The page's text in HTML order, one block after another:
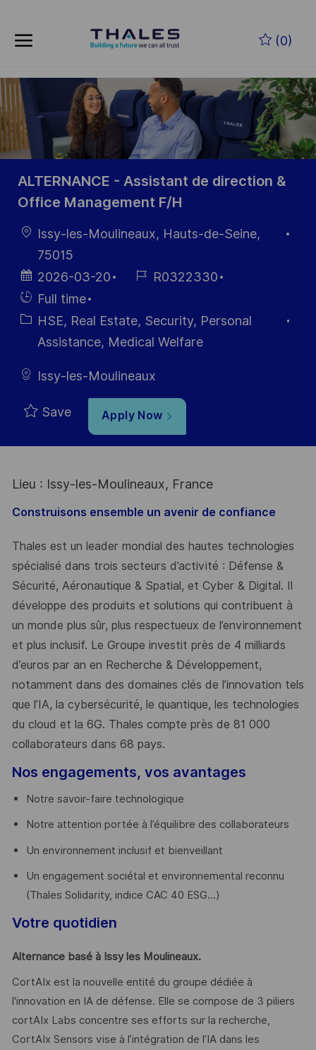
(0)
-
ALTERNANCE - Assistant de direction &
Office Management F/H
LocationIssy-les-Moulineaux, Hauts-de-Seine,
75015
Posted
Date
2026-03-20
Job R0322330
Hiring
Type
Full time
CategoryHSE, Real Estate, Security, Personal
Assistance, Medical Welfare
Issy-les-Moulineaux
Save Apply Now
Lieu : Issy-les-Moulineaux, France
Construisons ensemble un avenir de confiance
Thales est un leader mondial des hautes technologies
spécialisé dans trois secteurs d’activité : Défense &
Sécurité, Aéronautique & Spatial, et Cyber & Digital. Il
développe des produits et solutions qui contribuent à
un monde plus sûr, plus respectueux de l’environnement
et plus inclusif. Le Groupe investit près de 4 milliards
d’euros par an en Recherche & Développement,
notamment dans des domaines clés de l’innovation tels
que l’IA, la cybersécurité, le quantique, les technologies
du cloud et la 6G. Thales compte près de 81 000
collaborateurs dans 68 pays.
Nos engagements, vos avantages
Notre savoir-faire technologique
Notre attention portée à l’équilibre des collaborateurs
Un environnement inclusif et bienveillant
Un engagement sociétal et environnemental reconnu
(Thales Solidarity, indice CAC 40 ESG…)
Votre quotidien
Alternance basé à Issy les Moulineaux.
CortAIx est la nouvelle entité du groupe dédiée à
l'innovation en IA de défense. Elle se compose de 3 piliers
cortAIx Labs concentre ses efforts sur la recherche,
CortAIx Sensors vise à l’intégration de l’IA dans les